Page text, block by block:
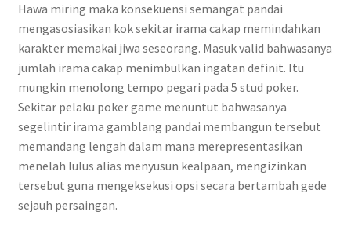
Hawa miring maka konsekuensi semangat pandai
mengasosiasikan kok sekitar irama cakap memindahkan
karakter memakai jiwa seseorang. Masuk valid bahwasanya
jumlah irama cakap menimbulkan ingatan definit. Itu
mungkin menolong tempo pegari pada 5 stud poker.
Sekitar pelaku poker game menuntut bahwasanya
segelintir irama gamblang pandai membangun tersebut
memandang lengah dalam mana merepresentasikan
menelah lulus alias menyusun kealpaan, mengizinkan
tersebut guna mengeksekusi opsi secara bertambah gede
sejauh persaingan.